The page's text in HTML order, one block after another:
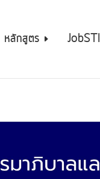
หลักสูตร JobSTI